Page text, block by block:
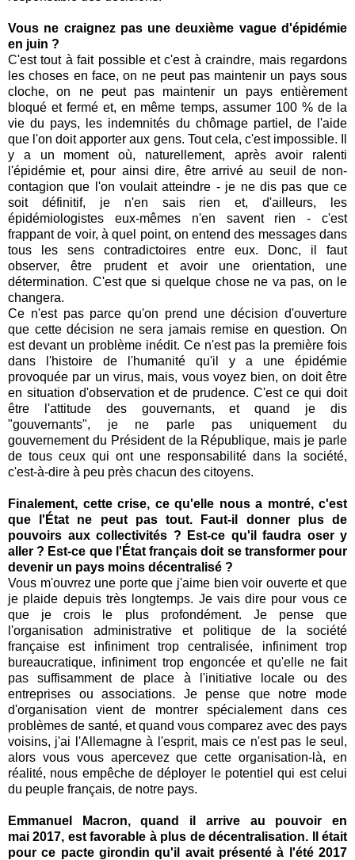
Vous ne craignez pas une deuxième vague d'épidémie
en juin ?
C'est tout à fait possible et c'est à craindre, mais regardons
les choses en face, on ne peut pas maintenir un pays sous
cloche, on ne peut pas maintenir un pays entièrement
bloqué et fermé et, en même temps, assumer 100 % de la
vie du pays, les indemnités du chômage partiel, de l'aide
que l'on doit apporter aux gens. Tout cela, c'est impossible. Il
y a un moment où, naturellement, après avoir ralenti
l'épidémie et, pour ainsi dire, être arrivé au seuil de non-
contagion que l'on voulait atteindre ‑ je ne dis pas que ce
soit définitif, je n'en sais rien et, d'ailleurs, les
épidémiologistes eux-mêmes n'en savent rien ‑ c'est
frappant de voir, à quel point, on entend des messages dans
tous les sens contradictoires entre eux. Donc, il faut
observer, être prudent et avoir une orientation, une
détermination. C'est que si quelque chose ne va pas, on le
changera.
Ce n'est pas parce qu'on prend une décision d'ouverture
que cette décision ne sera jamais remise en question. On
est devant un problème inédit. Ce n'est pas la première fois
dans l'histoire de l'humanité qu'il y a une épidémie
provoquée par un virus, mais, vous voyez bien, on doit être
en situation d'observation et de prudence. C'est ce qui doit
être l'attitude des gouvernants, et quand je dis
"gouvernants", je ne parle pas uniquement du
gouvernement du Président de la République, mais je parle
de tous ceux qui ont une responsabilité dans la société,
c'est-à-dire à peu près chacun des citoyens.
Finalement, cette crise, ce qu'elle nous a montré, c'est
que l'État ne peut pas tout. Faut-il donner plus de
pouvoirs aux collectivités ? Est-ce qu'il faudra oser y
aller ? Est-ce que l'État français doit se transformer pour
devenir un pays moins décentralisé ?
Vous m'ouvrez une porte que j'aime bien voir ouverte et que
je plaide depuis très longtemps. Je vais dire pour vous ce
que je crois le plus profondément. Je pense que
l'organisation administrative et politique de la société
française est infiniment trop centralisée, infiniment trop
bureaucratique, infiniment trop engoncée et qu'elle ne fait
pas suffisamment de place à l'initiative locale ou des
entreprises ou associations. Je pense que notre mode
d'organisation vient de montrer spécialement dans ces
problèmes de santé, et quand vous comparez avec des pays
voisins, j'ai l'Allemagne à l'esprit, mais ce n'est pas le seul,
alors vous vous apercevez que cette organisation-là, en
réalité, nous empêche de déployer le potentiel qui est celui
du peuple français, de notre pays.
Emmanuel Macron, quand il arrive au pouvoir en
mai 2017, est favorable à plus de décentralisation. Il était
pour ce pacte girondin qu'il avait présenté à l'été 2017